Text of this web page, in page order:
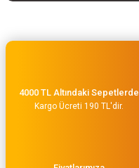
4000 TL Altındaki Sepetlerde
Kargo Ücreti 190 TL'dir.